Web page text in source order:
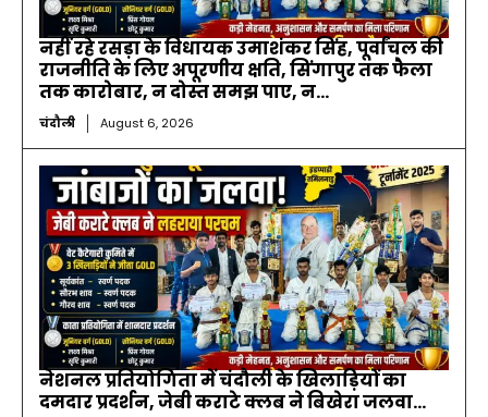
नहीं रहे रसड़ा के विधायक उमाशंकर सिंह, पूर्वांचल की
राजनीति के लिए अपूरणीय क्षति, सिंगापुर तक फैला
तक कारोबार, न दोस्त समझ पाए, न...
चंदौली August 6, 2026
नेशनल प्रतियोगिता में चंदौली के खिलाड़ियों का
दमदार प्रदर्शन, जेबी कराटे क्लब ने बिखेरा जलवा…